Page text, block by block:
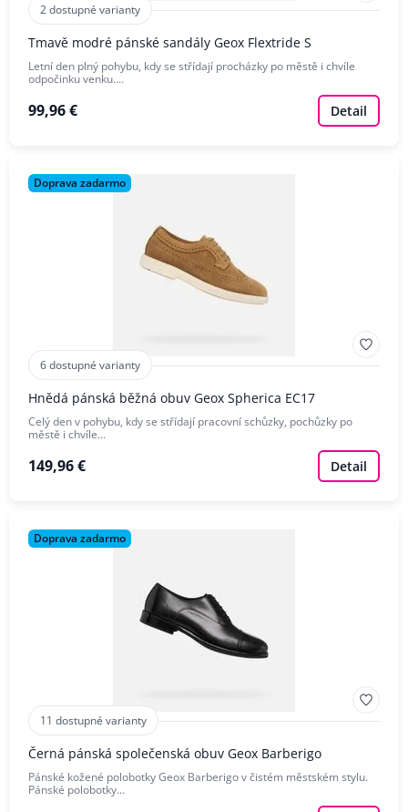
2 dostupné varianty
Tmavě modré pánské sandály Geox Flextride S
Letní den plný pohybu, kdy se střídají procházky po městě i chvíle
odpočinku venku.…
99,96 € Detail
Doprava zadarmo
6 dostupné varianty
Hnědá pánská běžná obuv Geox Spherica EC17
Celý den v pohybu, kdy se střídají pracovní schůzky, pochůzky po
městě i chvíle…
149,96 € Detail
Doprava zadarmo
11 dostupné varianty
Černá pánská společenská obuv Geox Barberigo
Pánské kožené polobotky Geox Barberigo v čistém městském stylu.
Pánské polobotky…